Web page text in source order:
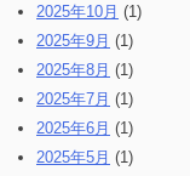
2025年10月 (1)
2025年9月 (1)
2025年8月 (1)
2025年7月 (1)
2025年6月 (1)
2025年5月 (1)